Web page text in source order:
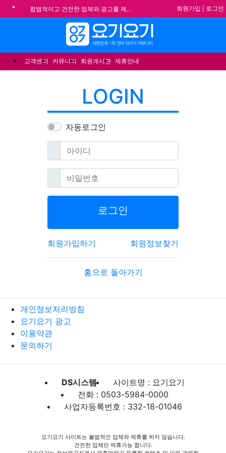
합법적이고 건전한 업체와 광고를 제휴합니다.
★요기요기 설 연휴 휴무 안내★
★ 요기요기 업체회원 안내사항 ★
불건전한 게시글은 삭제 및 회원탈퇴 됩니다.
회원가입 로그인
고객센터 커뮤니티 회원게시판 제휴안내
LOGIN
자동로그인
아이디필수
비밀번호필수
로그인
회원가입하기 회원정보찾기
홈으로 돌아가기
개인정보처리방침
요기요기 광고
이용약관
문의하기
DS시스템
사이트명 : 요기요기
전화 : 0503-5984-0000
사업자등록번호 : 332-18-01046
요기요기 사이트는 불법적인 업체와 제휴를 하지 않습니다.
건전한 업체만 제휴가능 합니다.